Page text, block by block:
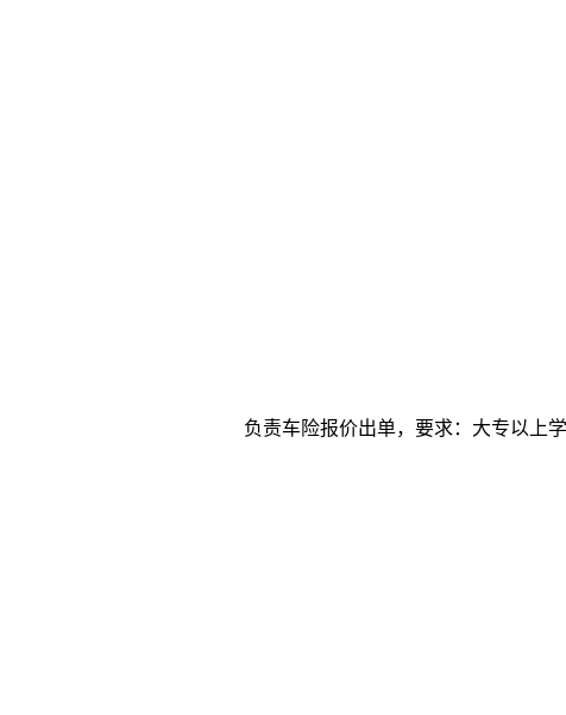
负责车险报价出单，要求：大专以上